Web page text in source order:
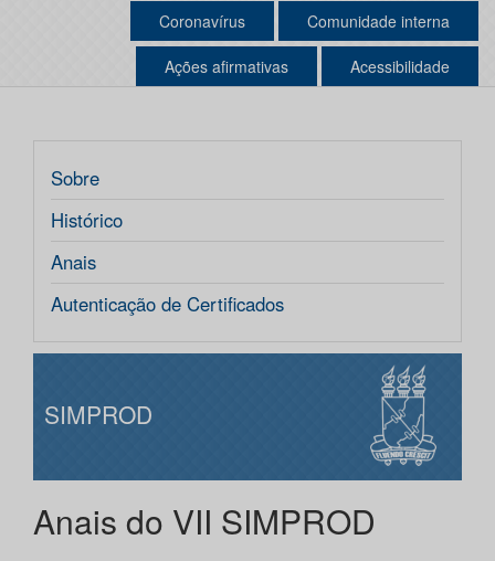
Coronavírus Comunidade interna
Ações afirmativas Acessibilidade
Sobre
Histórico
Anais
Autenticação de Certificados
SIMPROD
Anais do VII SIMPROD